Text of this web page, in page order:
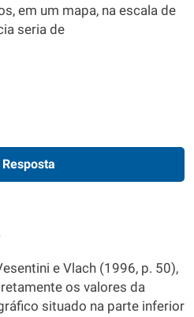
em um mapa, na escala de
seria de
e Vlach (1996, p. 50),
os valores da
situado na parte inferior